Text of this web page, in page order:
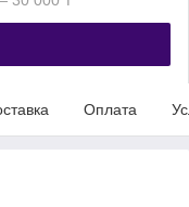
Оплата